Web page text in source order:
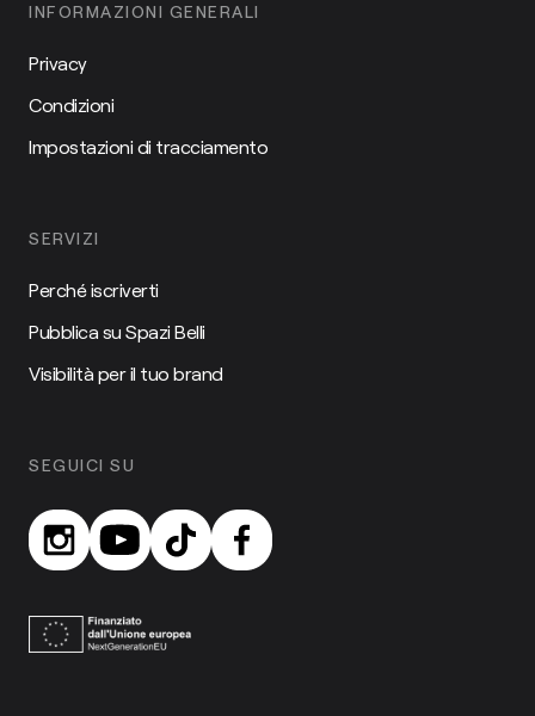
INFORMAZIONI GENERALI
Privacy
Condizioni
Impostazioni di tracciamento
SERVIZI
Perché iscriverti
Pubblica su Spazi Belli
Visibilità per il tuo brand
SEGUICI SU